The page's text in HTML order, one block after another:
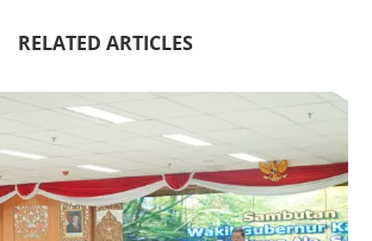
RELATED ARTICLES